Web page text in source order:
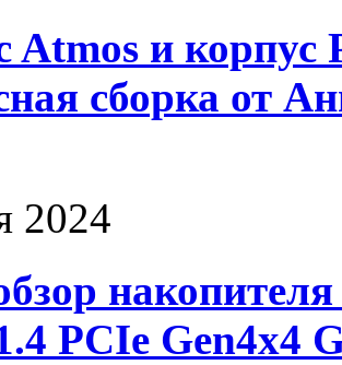
Atmos и корпус
сборка от
2024
PCIe Gen4х4